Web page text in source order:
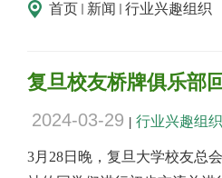
首页 新闻 行业兴趣组织
复旦校友桥牌俱乐部
2024-03-29 行业兴趣组
3月 28日晚，复旦大学校友总